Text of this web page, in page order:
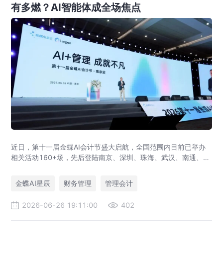
有多燃？AI智能体成全场焦点
近日，第十一届金蝶AI会计节盛大启航，全国范围内目前已举办
相关活动160+场，先后登陆南京、深圳、珠海、武汉、南通、长
跃到场，全网直播观看量突破10万+。各站活动吸引党央媒、省
市官媒、财经科技媒体等20+家权威媒体直击盛况，相关报道总
金蝶AI星辰 财务管理 管理会计
2026-06-26 19:11:00 402